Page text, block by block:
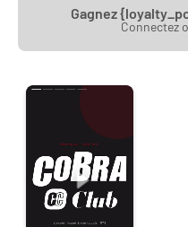
Gagnez
Connectez
Emit 2021. Elle profite d’un
mm à membrane MSP.
nombreuses
"Enceinte
Les enceintes de la série
références incontournables
danois décide aujourd’hui de
les dernières retombées
développement de leurs plus
Dynaudio Emit II 10 est la plus